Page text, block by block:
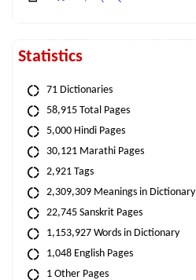
Statistics
71 Dictionaries
58,915 Total Pages
5,000 Hindi Pages
30,121 Marathi Pages
2,921 Tags
2,309,309 Meanings in Dictionary
22,745 Sanskrit Pages
1,153,927 Words in Dictionary
1,048 English Pages
1 Other Pages